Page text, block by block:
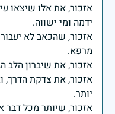
אזכור, את אלו שיצאו
אזכור, שהכאב לא
אזכור, את צדקת